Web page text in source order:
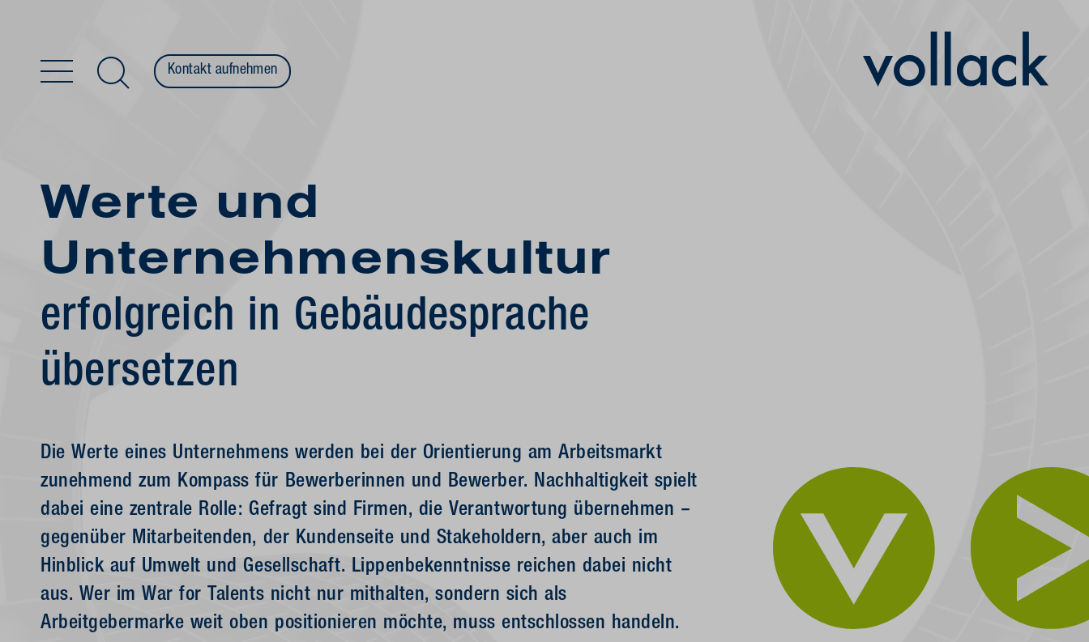
Kontakt aufnehmen
Werte und
Unternehmens­kultur
erfolgreich in Gebäudesprache
übersetzen
Die Werte eines Unternehmens werden bei der Orientierung am Arbeitsmarkt
zunehmend zum Kompass für Bewerberinnen und Bewerber. Nachhaltigkeit spielt
dabei eine zentrale Rolle: Gefragt sind Firmen, die Verantwortung übernehmen –
gegenüber Mitarbeitenden, der Kundenseite und Stakeholdern, aber auch im
Hinblick auf Umwelt und Gesellschaft. Lippenbekenntnisse reichen dabei nicht
aus. Wer im War for Talents nicht nur mithalten, sondern sich als
Arbeitgebermarke weit oben positionieren möchte, muss entschlossen handeln.